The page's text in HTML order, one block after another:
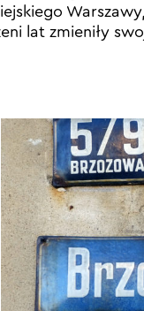
Warszawy,
lat zmieniły